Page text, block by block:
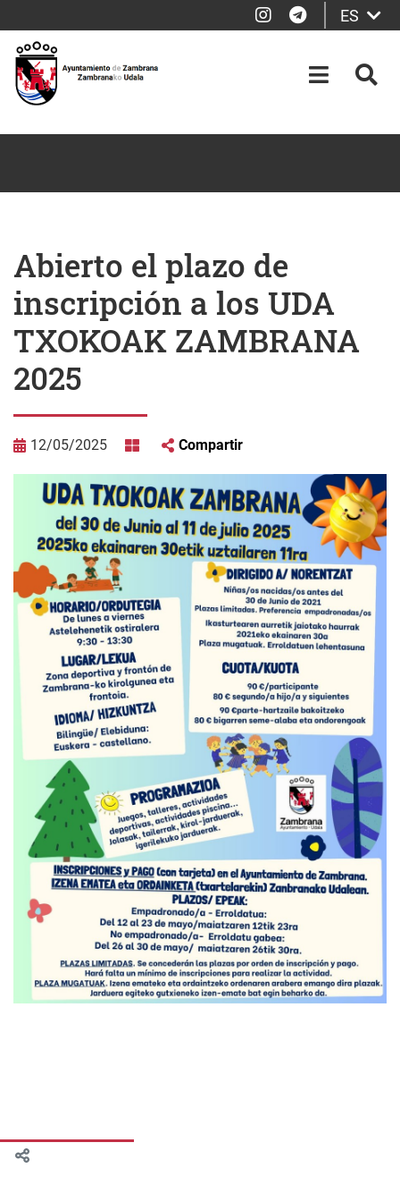
Instagram
Telegram
ES
OPEN-
Abierto el plazo de
inscripción a los UDA
TXOKOAK ZAMBRANA
2025
12/05/2025 Compartir